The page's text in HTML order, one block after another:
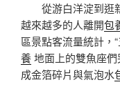
從游白洋淀到逛
越來越多的人離開包
區景點客流量統計，
養地面上的雙魚座
成金箔碎片與氣泡水